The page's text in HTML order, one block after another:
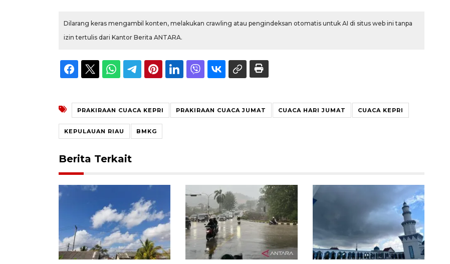
Dilarang keras mengambil konten, melakukan crawling atau pengindeksan otomatis untuk AI di situs web ini tanpa
izin tertulis dari Kantor Berita ANTARA.
PRAKIRAAN CUACA KEPRI PRAKIRAAN CUACA JUMAT CUACA HARI JUMAT CUACA KEPRI
KEPULAUAN RIAU BMKG
Berita Terkait